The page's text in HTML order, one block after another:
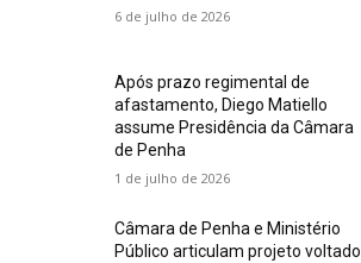
6 de julho de 2026
Após prazo regimental de
afastamento, Diego Matiello
assume Presidência da Câmara
de Penha
1 de julho de 2026
Câmara de Penha e Ministério
Público articulam projeto voltado